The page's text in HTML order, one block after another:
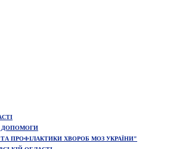
ДОПОМОГИ
ПРОФІЛАКТИКИ ХВОРОБ МОЗ УКРАЇНИ"